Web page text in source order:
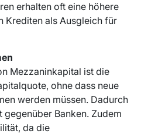
erhalten oft eine höhere
Krediten als Ausgleich für
Mezzaninkapital ist die
ohne dass neue
werden müssen. Dadurch
Banken. Zudem
da die